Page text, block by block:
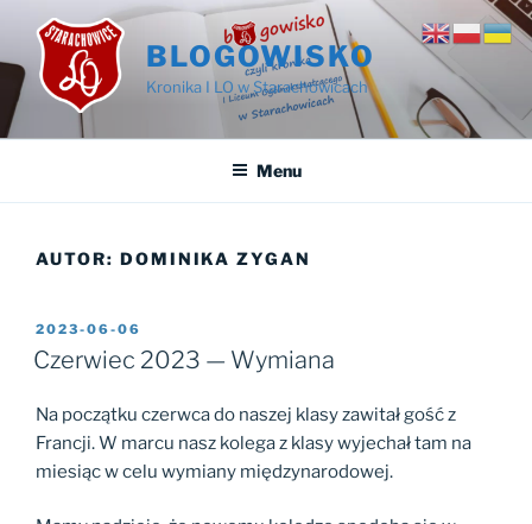
Przejdź
treści
BLOGOWISKO
Kronika I LO w Starachowicach
Menu
AUTOR: DOMINIKA ZYGAN
OPUBLIKOWANE
W
2023-06-06
Czerwiec 2023 — Wymiana
Na początku czerwca do naszej klasy zawitał gość z
Francji. W marcu nasz kolega z klasy wyjechał tam na
miesiąc w celu wymiany międzynarodowej.